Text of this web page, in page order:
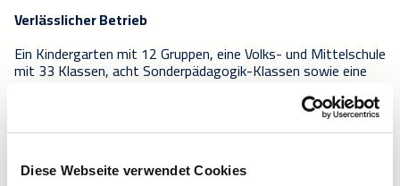
Diese Webseite verwendet Cookies
Verlässlicher Betrieb
Ein Kindergarten mit 12 Gruppen, eine Volks- und Mittelschule
mit 33 Klassen, acht Sonderpädagogik-Klassen sowie eine
Musikschule, Sportsäle, Kreativräume, Therapieräume und
Küchenbereiche werden ab dem Schuljahr 2028/29 schulischer
Nutzungsbeginn übernimmt CAVERION über eine
ist in dieser Funktion für den laufenden Betrieb, die Wartung